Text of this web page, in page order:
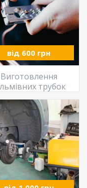
від 600 грн
Виготовлення
трубок